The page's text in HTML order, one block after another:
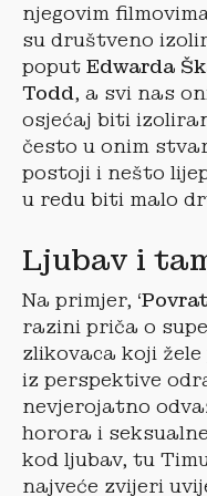
njegovim
su društveno
poput Edwarda
Todd, a svi nas
osjećaj biti
često u onim
postoji i nešto
u redu biti malo
Ljubav i
Na primjer,
razini priča o
zlikovaca koji
iz perspektive
nevjerojatno
horora i
kod ljubav, tu
najveće zvijeri